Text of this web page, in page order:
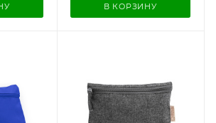
В КОРЗИНУ